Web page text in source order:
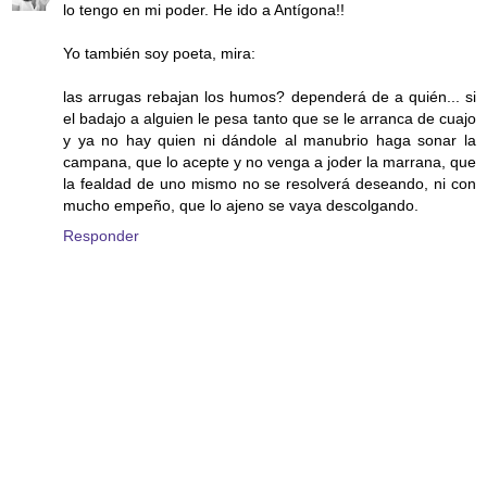
lo tengo en mi poder. He ido a Antígona!!
Yo también soy poeta, mira:
las arrugas rebajan los humos? dependerá de a quién... si
el badajo a alguien le pesa tanto que se le arranca de cuajo
y ya no hay quien ni dándole al manubrio haga sonar la
campana, que lo acepte y no venga a joder la marrana, que
la fealdad de uno mismo no se resolverá deseando, ni con
mucho empeño, que lo ajeno se vaya descolgando.
Responder